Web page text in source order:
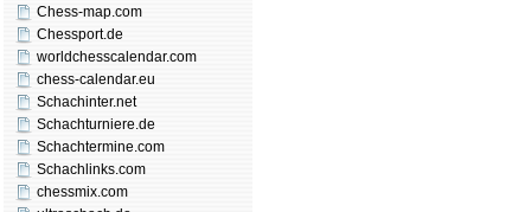
Chess-map.com
Chessport.de
worldchesscalendar.com
chess-calendar.eu
Schachinter.net
Schachturniere.de
Schachtermine.com
Schachlinks.com
chessmix.com